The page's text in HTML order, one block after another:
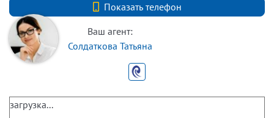
Показать телефон
+7 (812) 740-70-40
Ваш агент:
Солдаткова Татьяна
загрузка...